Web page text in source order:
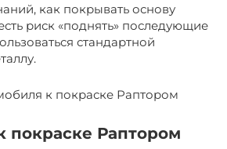
как покрывать основу
риск «поднять» последующие
стандартной
к покраске Раптором
покраске Раптором